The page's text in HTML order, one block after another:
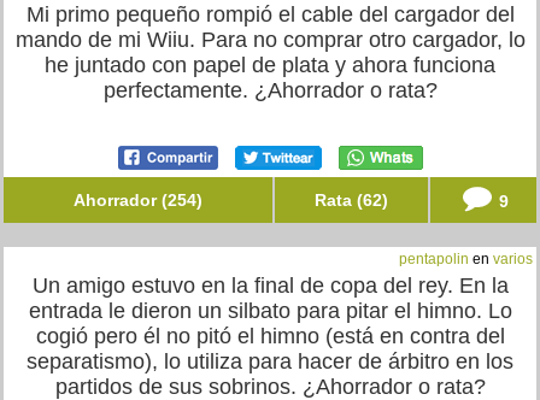
Mi primo pequeño rompió el cable del cargador del
mando de mi Wiiu. Para no comprar otro cargador, lo
he juntado con papel de plata y ahora funciona
perfectamente. ¿Ahorrador o rata?
Ahorrador (254) Rata (62) 9
pentapolin en varios
Un amigo estuvo en la final de copa del rey. En la
entrada le dieron un silbato para pitar el himno. Lo
cogió pero él no pitó el himno (está en contra del
separatismo), lo utiliza para hacer de árbitro en los
partidos de sus sobrinos. ¿Ahorrador o rata?